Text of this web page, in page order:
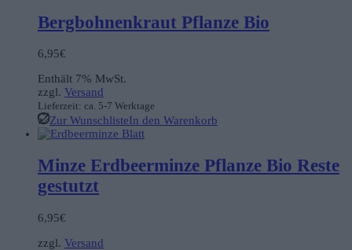
Bergbohnenkraut Pflanze Bio
6,95€
Enthält 7% MwSt.
zzgl. Versand
Lieferzeit: ca. 5-7 Werktage
Zur WunschlisteIn den Warenkorb
Minze Erdbeerminze Pflanze Bio Reste
gestutzt
6,95€
zzgl. Versand